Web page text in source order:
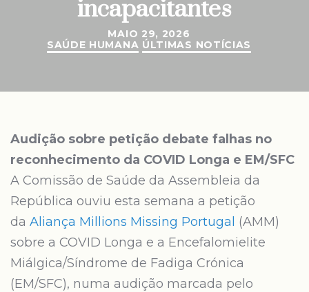
incapacitantes
MAIO 29, 2026
SAÚDE HUMANA ÚLTIMAS NOTÍCIAS
Audição sobre petição debate falhas no
reconhecimento da COVID Longa e EM/SFC
A Comissão de Saúde da Assembleia da
República ouviu esta semana a petição
da Aliança Millions Missing Portugal (AMM)
sobre a COVID Longa e a Encefalomielite
Miálgica/Síndrome de Fadiga Crónica
(EM/SFC), numa audição marcada pelo